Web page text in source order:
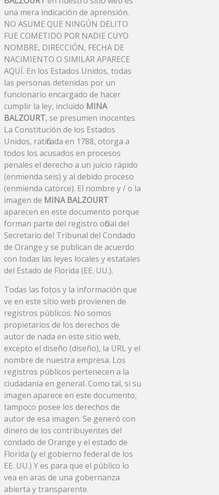
una mera indicación de aprensión.
NO ASUME QUE NINGÚN DELITO
FUE COMETIDO POR NADIE CUYO
NOMBRE, DIRECCIÓN, FECHA DE
NACIMIENTO O SIMILAR APARECE
AQUÍ. En los Estados Unidos, todas
las personas detenidas por un
funcionario encargado de hacer
cumplir la ley, incluido MINA
BALZOURT, se presumen inocentes.
La Constitución de los Estados
Unidos, ratificada en 1788, otorga a
todos los acusados ​​en procesos
penales el derecho a un juicio rápido
(enmienda seis) y al debido proceso
(enmienda catorce). El nombre y / o la
imagen de MINA BALZOURT
aparecen en este documento porque
forman parte del registro oficial del
Secretario del Tribunal del Condado
de Orange y se publican de acuerdo
con todas las leyes locales y estatales
del Estado de Florida (EE. UU.).
Todas las fotos y la información que
ve en este sitio web provienen de
registros públicos. No somos
propietarios de los derechos de
autor de nada en este sitio web,
excepto el diseño (diseño), la URL y el
nombre de nuestra empresa. Los
registros públicos pertenecen a la
ciudadanía en general. Como tal, si su
imagen aparece en este documento,
tampoco posee los derechos de
autor de esa imagen. Se generó con
dinero de los contribuyentes del
condado de Orange y el estado de
Florida (y el gobierno federal de los
EE. UU.) Y es para que el público lo
vea en aras de una gobernanza
abierta y transparente.